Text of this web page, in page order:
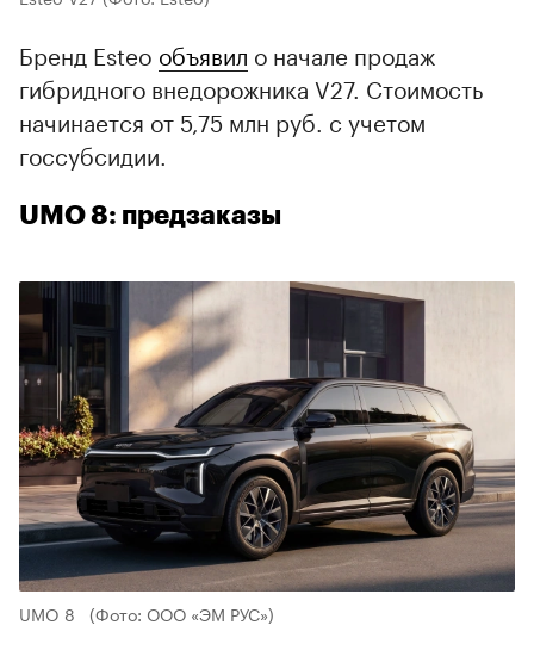
Бренд Esteo объявил о начале продаж
гибридного внедорожника V27. Стоимость
начинается от 5,75 млн руб. с учетом
госсубсидии.
UMO 8: предзаказы
UMO 8 (Фото: ООО «ЭМ РУС»)